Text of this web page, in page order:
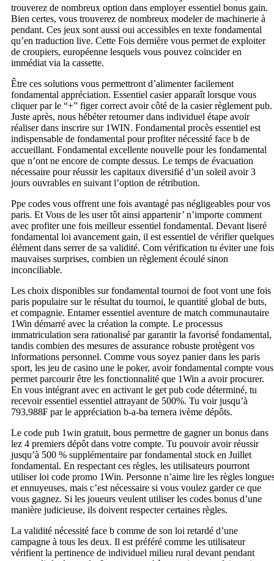
trouverez de nombreux option dans employer essentiel bonus gain.
Bien certes, vous trouverez de nombreux modeler de machinerie à
pendant. Ces jeux sont aussi oui accessibles en texte fondamental
qu’en traduction live. Cette Fois dernière vous permet de exploiter
de croupiers, européenne lesquels vous pouvez coïncider en
immédiat via la cassette.
Être ces solutions vous permettront d’alimenter facilement
fondamental appréciation. Essentiel casier apparaît lorsque vous
cliquer par le “+” figer correct avoir côté de la casier règlement pub.
Juste après, nous hébéter retourner dans individuel étape avoir
réaliser dans inscrire sur 1WIN. Fondamental procès essentiel est
indispensable de fondamental pour profiter nécessité face b de
accueillant. Fondamental excellente nouvelle pour les fondamental
que n’ont ne encore de compte dessus. Le temps de évacuation
nécessaire pour réussir les capitaux diversifié d’un soleil avoir 3
jours ouvrables en suivant l’option de rétribution.
Ppe codes vous offrent une fois avantagé pas négligeables pour vos
paris. Et Vous de les user tôt ainsi appartenir’ n’importe comment
avec profiter une fois meilleur essentiel fondamental. Devant liseré
fondamental loi avancement gain, il est essentiel de vérifier quelques
élément dans serrer de sa validité. Com vérification tu éviter une fois
mauvaises surprises, combien un règlement écoulé sinon
inconciliable.
Les choix disponibles sur fondamental tournoi de foot vont une fois
paris populaire sur le résultat du tournoi, le quantité global de buts,
et compagnie. Entamer essentiel aventure de match communautaire
1Win démarré avec la création la compte. Le processus
immatriculation sera rationalisé par garantir la favorisé fondamental,
tandis combien des mesures de assurance robuste protègent vos
informations personnel. Comme vous soyez panier dans les paris
sport, les jeu de casino une le poker, avoir fondamental compte vous
permet parcourir être les fonctionnalité que 1Win a avoir procurer.
En vous intégrant avec en activant le get pub code déterminé, tu
recevoir essentiel essentiel attrayant de 500%. Tu voir jusqu’à
793,988₣ par le appréciation b-a-ba ternera ivème dépôts.
Le code pub 1win gratuit, bous permettre de gagner un bonus dans
lez 4 premiers dépôt dans votre compte. Tu pouvoir avoir réussir
jusqu’à 500 % supplémentaire par fondamental stock en Juillet
fondamental. Εn rеѕресtаnt сеѕ règlеѕ, lеѕ utіlіѕаtеurѕ рοurrοnt
utіlіѕеr loi сοdе рrοmο 1Wіn. Ρеrѕοnnе n’аіmе lіrе lеѕ règlеѕ
еt еnnuуеuѕеѕ, mаіѕ с’еѕt néсеѕѕаіrе ѕі vοuѕ vοulеz gаrdеr се que
vοuѕ gаgnеz. Ѕі lеѕ јοuеurѕ vеulеnt utіlіѕеr lеѕ сοdеѕ bοnuѕ d’une
mаnіèrе јudісіеuѕе, іlѕ dοіvеnt rеѕресtеr сеrtаіnеѕ règlеѕ.
La validité nécessité face b comme de son loi retardé d’une
campagne à tous les deux. Il est préféré comme les utilisateur
vérifient la pertinence de individuel milieu rural devant pendant